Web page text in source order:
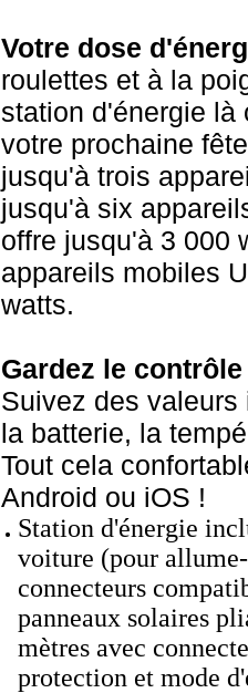
Votre dose
roulettes et à la
station d'énergie là
votre prochaine
jusqu'à trois
jusqu'à six
offre jusqu'à 3 000
appareils mobiles
watts.
Gardez le
Suivez des
la batterie, la
Tout cela
Android ou iOS !
Station d'énergie
voiture (pour
connecteurs
panneaux solaires
mètres avec
protection et mode